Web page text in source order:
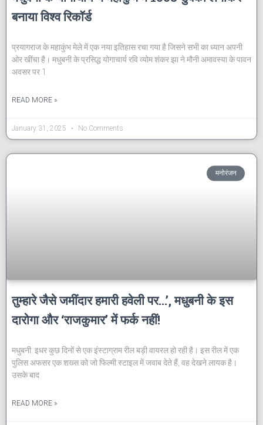
बनाया विश्व रिकॉर्ड
प्रयागराज के महाकुंभ मेले में एक नया इतिहास रचा गया है जिसने सभी का ध्यान अपनी
ओर खींचा है। मधुबनी के प्रसिद्ध योगाचार्य रवि व्योम शंकर झा ने मौनी अमावस्या के पावन
अवसर पर 1
READ MORE »
January 31, 2025 No Comments
मनोरंजन
तुम्हारे जैसे जमींदार हमारी हवेली पर…’, मधुबनी के इस
दारोगा और ‘राजकुमार’ में फर्क नहीं!
मधुबनी: इधर कुछ दिनों से एक इंस्टाग्राम रील बड़ी वायरल हो रही है। इस रील में एक
पुलिस अफसर एक शख्स को जो फिल्मी स्टाइल में जवाब देते हैं, वह देखने लायक है।
उसके बाद
READ MORE »